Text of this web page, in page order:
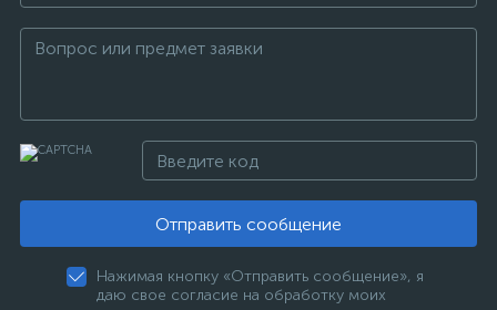
Отправить сообщение
Нажимая кнопку «Отправить сообщение», я
даю свое согласие на обработку моих